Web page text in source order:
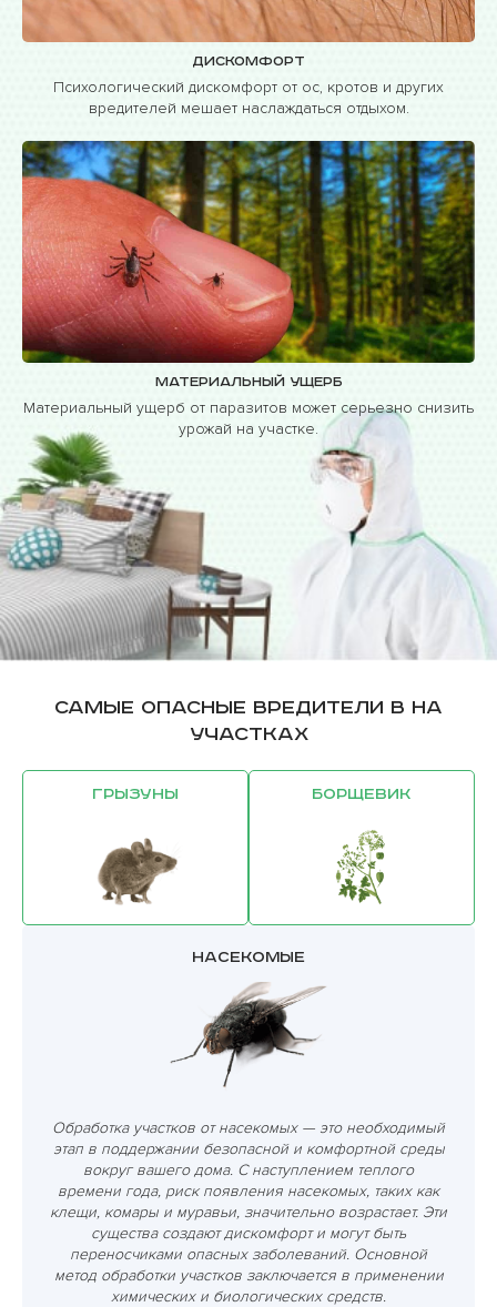
Дискомфорт
Психологический дискомфорт от ос, кротов и других
вредителей мешает наслаждаться отдыхом.
Материальный ущерб
Материальный ущерб от паразитов может серьезно снизить
урожай на участке.
Самые опасные вредители в на
участках
Грызуны Борщевик
Насекомые
Обработка участков от насекомых — это необходимый
этап в поддержании безопасной и комфортной среды
вокруг вашего дома. С наступлением теплого
времени года, риск появления насекомых, таких как
клещи, комары и муравьи, значительно возрастает. Эти
существа создают дискомфорт и могут быть
переносчиками опасных заболеваний. Основной
метод обработки участков заключается в применении
химических и биологических средств.